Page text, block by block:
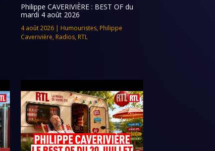
Philippe CAVERIVIÈRE : BEST OF du
mardi 4 août 2026
4 août 2026| Humouristes, Philippe
Caverivière, Radios, RTL